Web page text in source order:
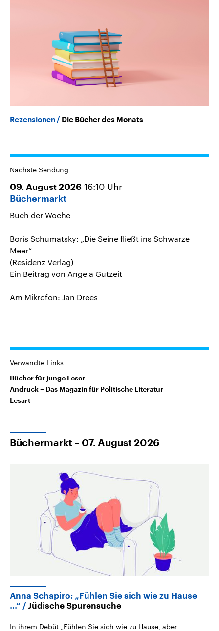
Rezensionen Die Bücher des Monats
Nächste Sendung
09. August 2026 16:10 Uhr
Büchermarkt
Buch der Woche
Boris Schumatsky: „Die Seine fließt ins Schwarze
Meer“
(Residenz Verlag)
Ein Beitrag von Angela Gutzeit
Am Mikrofon: Jan Drees
Verwandte Links
Bücher für junge Leser
Andruck – Das Magazin für Politische Literatur
Lesart
Büchermarkt – 07. August 2026
Anna Schapiro: „Fühlen Sie sich wie zu Hause
...“
Jüdische Spurensuche
In ihrem Debüt „Fühlen Sie sich wie zu Hause, aber